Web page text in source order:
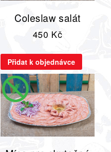
Coleslaw salát
450 Kč
Přidat k objednávce